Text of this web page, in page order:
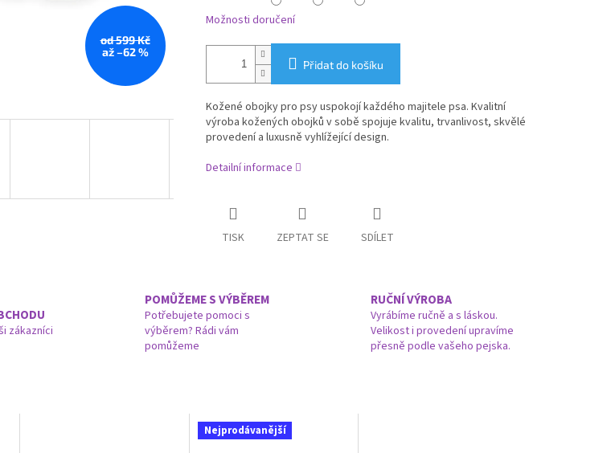
od 599 Kč
až –62 %
Možnosti doručení
Přidat do košíku
Kožené obojky pro psy uspokojí každého majitele psa. Kvalitní
výroba kožených obojků v sobě spojuje kvalitu, trvanlivost, skvělé
provedení a luxusně vyhlížející design.
Detailní informace
TISK ZEPTAT SE SDÍLET
zákazníci
POMŮŽEME S VÝBĚREM
Potřebujete pomoci s
výběrem? Rádi vám
pomůžeme
RUČNÍ VÝROBA
Vyrábíme ručně a s láskou.
Velikost i provedení upravíme
přesně podle vašeho pejska.
Nejprodávanější